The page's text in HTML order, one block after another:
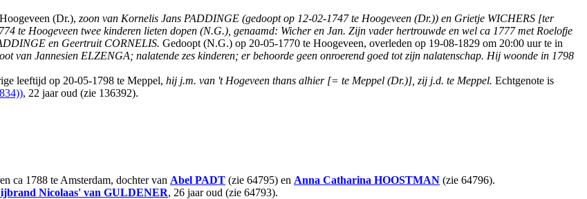
(Dr.), zoon van Kornelis Jans PADDINGE (gedoopt op 12-02-1747 te Hoogeveen (Dr.)) en Grietje WICHERS [ter
te Hoogeveen twee kinderen lieten dopen (N.G.), genaamd: Wicher en Jan. Zijn vader hertrouwde en wel ca 1777 met Roelofje
en Geertruit CORNELIS. Gedoopt (N.G.) op 20-05-1770 te Hoogeveen, overleden op 19-08-1829 om 20:00 uur te in
van Jannesien ELZENGA; nalatende zes kinderen; er behoorde geen onroerend goed tot zijn nalatenschap. Hij woonde in 1798
leeftijd op 20-05-1798 te Meppel, hij j.m. van 't Hogeveen thans alhier [= te Meppel (Dr.)], zij j.d. te Meppel. Echtgenote is
, 22 jaar oud (zie 136392).
ca 1788 te Amsterdam, dochter van Abel PADT (zie 64795) en Anna Catharina HOOSTMAN (zie 64796).
Nicolaas' van GULDENER, 26 jaar oud (zie 64793).